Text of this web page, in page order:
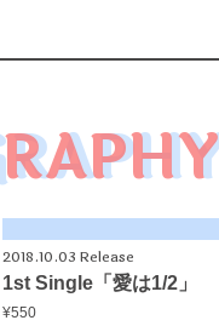
2018.10.03 Release
1st Single「愛は1/2」
¥550